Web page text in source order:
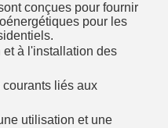
conçues pour fournir
pour les
à l'installation des
liés aux
utilisation et une